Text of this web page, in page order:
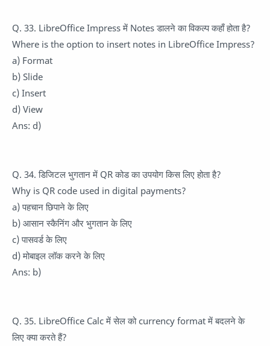
Q. 33. LibreOffice Impress में Notes डालने का विकल्प कहाँ होता है?
Where is the option to insert notes in LibreOffice Impress?
a) Format
b) Slide
c) Insert
d) View
Ans: d)
Q. 34. डिजिटल भुगतान में QR कोड का उपयोग किस लिए होता है?
Why is QR code used in digital payments?
a) पहचान छिपाने के लिए
b) आसान स्कैनिंग और भुगतान के लिए
c) पासवर्ड के लिए
d) मोबाइल लॉक करने के लिए
Ans: b)
Q. 35. LibreOffice Calc में सेल को currency format में बदलने के
लिए क्या करते हैं?